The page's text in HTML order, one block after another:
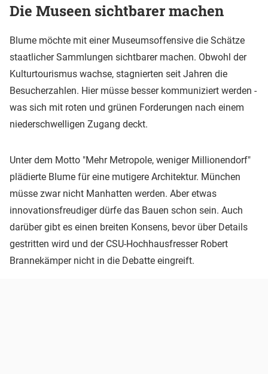
Die Museen sichtbarer machen
Blume möchte mit einer Museumsoffensive die Schätze
staatlicher Sammlungen sichtbarer machen. Obwohl der
Kulturtourismus wachse, stagnierten seit Jahren die
Besucherzahlen. Hier müsse besser kommuniziert werden -
was sich mit roten und grünen Forderungen nach einem
niederschwelligen Zugang deckt.
Unter dem Motto "Mehr Metropole, weniger Millionendorf"
plädierte Blume für eine mutigere Architektur. München
müsse zwar nicht Manhatten werden. Aber etwas
innovationsfreudiger dürfe das Bauen schon sein. Auch
darüber gibt es einen breiten Konsens, bevor über Details
gestritten wird und der CSU-Hochhausfresser Robert
Brannekämper nicht in die Debatte eingreift.